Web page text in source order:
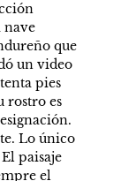
nave
que
un video
pies
rostro es
Lo único
paisaje
el